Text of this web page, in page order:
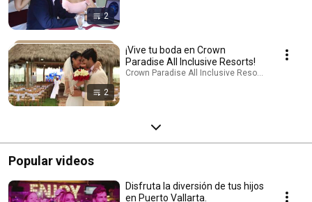
2
2
¡Vive tu boda en Crown
Paradise All Inclusive Resorts!
Crown Paradise All Inclusive Resorts · Playlist
Popular videos
Disfruta la diversión de tus hijos
en Puerto Vallarta.